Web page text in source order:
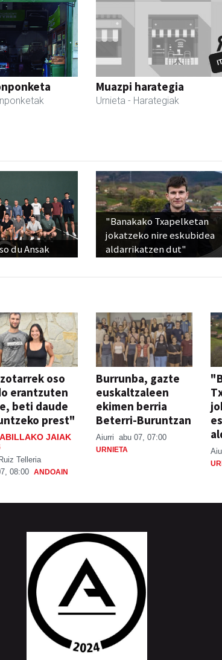
Muazpi harategia
Urnieta - Harategiak
du Ansak
"Banakako Txapelketan
jokatzeko nire eskubidea
aldarrikatzen dut"
oso
erantzuten
beti daude
prest"
JAIAK
Telleria
08:00 ANDOAIN
Burrunba, gazte
euskaltzaleen
ekimen berria
Beterri-Buruntzan
Aiurri abu 07, 07:00
URNIETA